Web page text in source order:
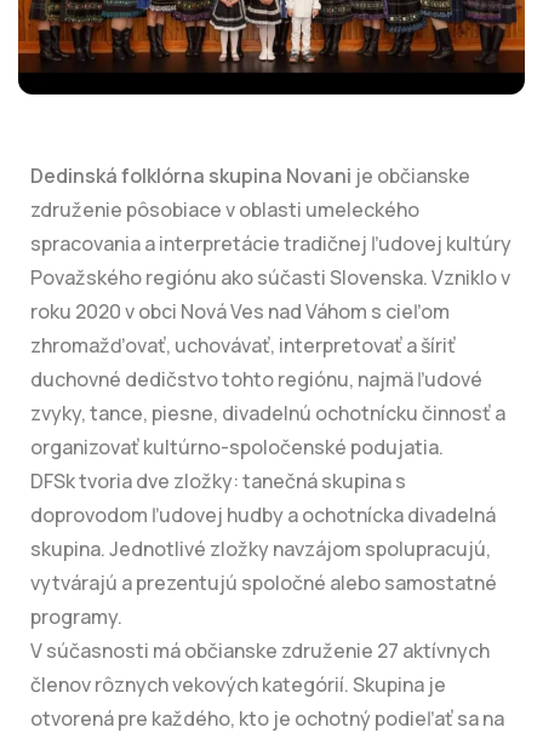
Dedinská folklórna skupina Novani je občianske
združenie pôsobiace v oblasti umeleckého
spracovania a interpretácie tradičnej ľudovej kultúry
Považského regiónu ako súčasti Slovenska. Vzniklo v
roku 2020 v obci Nová Ves nad Váhom s cieľom
zhromažďovať, uchovávať, interpretovať a šíriť
duchovné dedičstvo tohto regiónu, najmä ľudové
zvyky, tance, piesne, divadelnú ochotnícku činnosť a
organizovať kultúrno-spoločenské podujatia.
DFSk tvoria dve zložky: tanečná skupina s
doprovodom ľudovej hudby a ochotnícka divadelná
skupina. Jednotlivé zložky navzájom spolupracujú,
vytvárajú a prezentujú spoločné alebo samostatné
programy.
V súčasnosti má občianske združenie 27 aktívnych
členov rôznych vekových kategórií. Skupina je
otvorená pre každého, kto je ochotný podieľať sa na